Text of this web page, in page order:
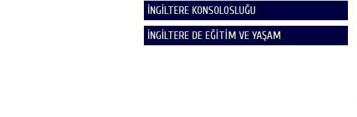
İNGİLTERE KONSOLOSLUĞU
İNGİLTERE DE EĞİTİM VE YAŞAM